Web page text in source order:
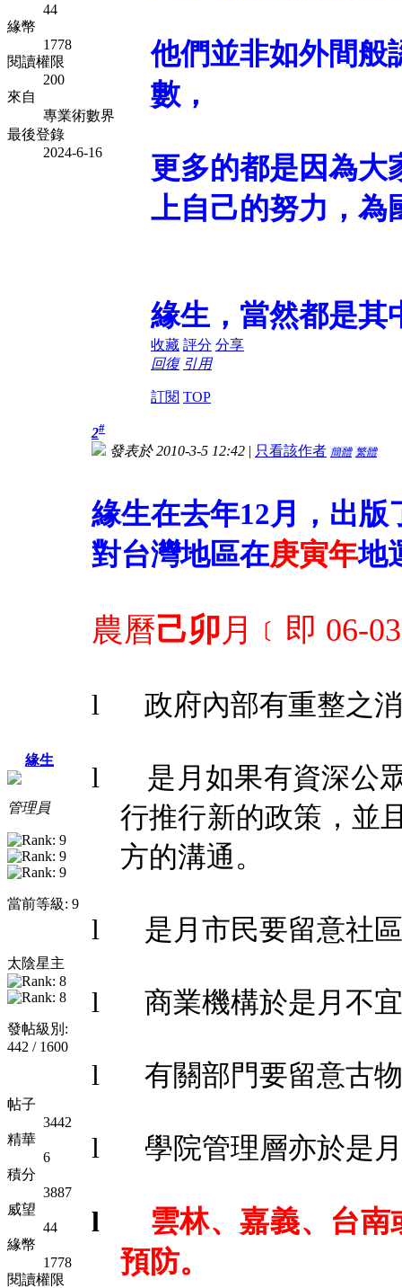
44
緣幣
1778
閱讀權限
200
來自
專業術數界
最後登錄
2024-6-16
他們並非如外間般
數，
更多的都是因為大
上自己的努力，為
緣生，當然都是其
收藏 評分 分享
回復 引用
訂閱 TOP
緣生
管理員
當前等級: 9
太陰星主
發帖級別:
442 / 1600
帖子
3442
精華
6
積分
3887
威望
44
緣幣
1778
閱讀權限
2#
發表於 2010-3-5 12:42 | 只看該作者 簡體 繁體
緣生在去年12月，出版
對台灣地區在庚寅年地
農曆己卯月﹝即 06-
l 政府內部有重整之
l
是月如果有資深公
行推行新的政策，並
方的溝通。
l 是月市民要留意社
l 商業機構於是月不
l 有關部門要留意古
l 學院管理層亦於是
l
雲林、嘉義、台
預防。